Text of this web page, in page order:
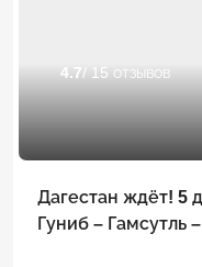
4.7/ 15 отзывов
Дагестан ждёт! 5
Гуниб – Гамсутль